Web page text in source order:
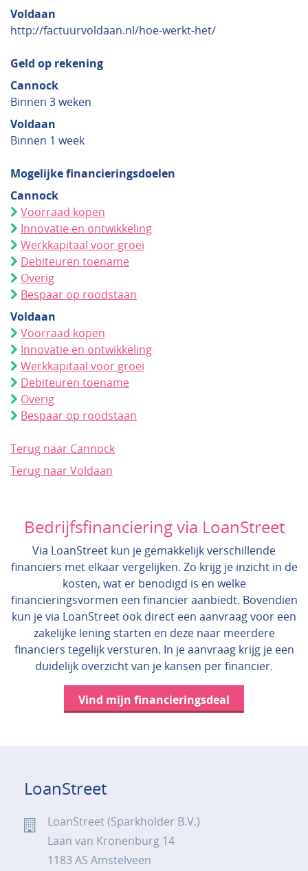
Voldaan
http://factuurvoldaan.nl/hoe-werkt-het/
Geld op rekening
Cannock
Binnen 3 weken
Voldaan
Binnen 1 week
Mogelijke financieringsdoelen
Cannock
Voorraad kopen
Innovatie en ontwikkeling
Werkkapitaal voor groei
Debiteuren toename
Overig
Bespaar op roodstaan
Voldaan
Voorraad kopen
Innovatie en ontwikkeling
Werkkapitaal voor groei
Debiteuren toename
Overig
Bespaar op roodstaan
Terug naar Cannock
Terug naar Voldaan
Bedrijfsfinanciering via LoanStreet
Via LoanStreet kun je gemakkelijk verschillende
financiers met elkaar vergelijken. Zo krijg je inzicht in de
kosten, wat er benodigd is en welke
financieringsvormen een financier aanbiedt. Bovendien
kun je via LoanStreet ook direct een aanvraag voor een
zakelijke lening starten en deze naar meerdere
financiers tegelijk versturen. In je aanvraag krijg je een
duidelijk overzicht van je kansen per financier.
Vind mijn financieringsdeal
LoanStreet
LoanStreet (Sparkholder B.V.)
Laan van Kronenburg 14
1183 AS Amstelveen